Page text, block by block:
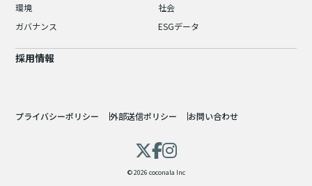
環境
社会
ガバナンス
ESGデータ
採用情報
プライバシーポリシー 外部送信ポリシー お問い合わせ
© 2026 coconala Inc